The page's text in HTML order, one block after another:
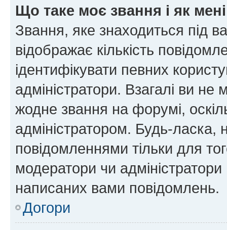
Що таке моє звання і як
Звання, яке знаходиться під
відображає кількість
ідентифікувати певних
адміністратори. Взагалі ви
жодне звання на форумі,
адміністратором. Будь-
повідомленнями тільки для
модератори чи
написаних вами повідомлень.
Догори